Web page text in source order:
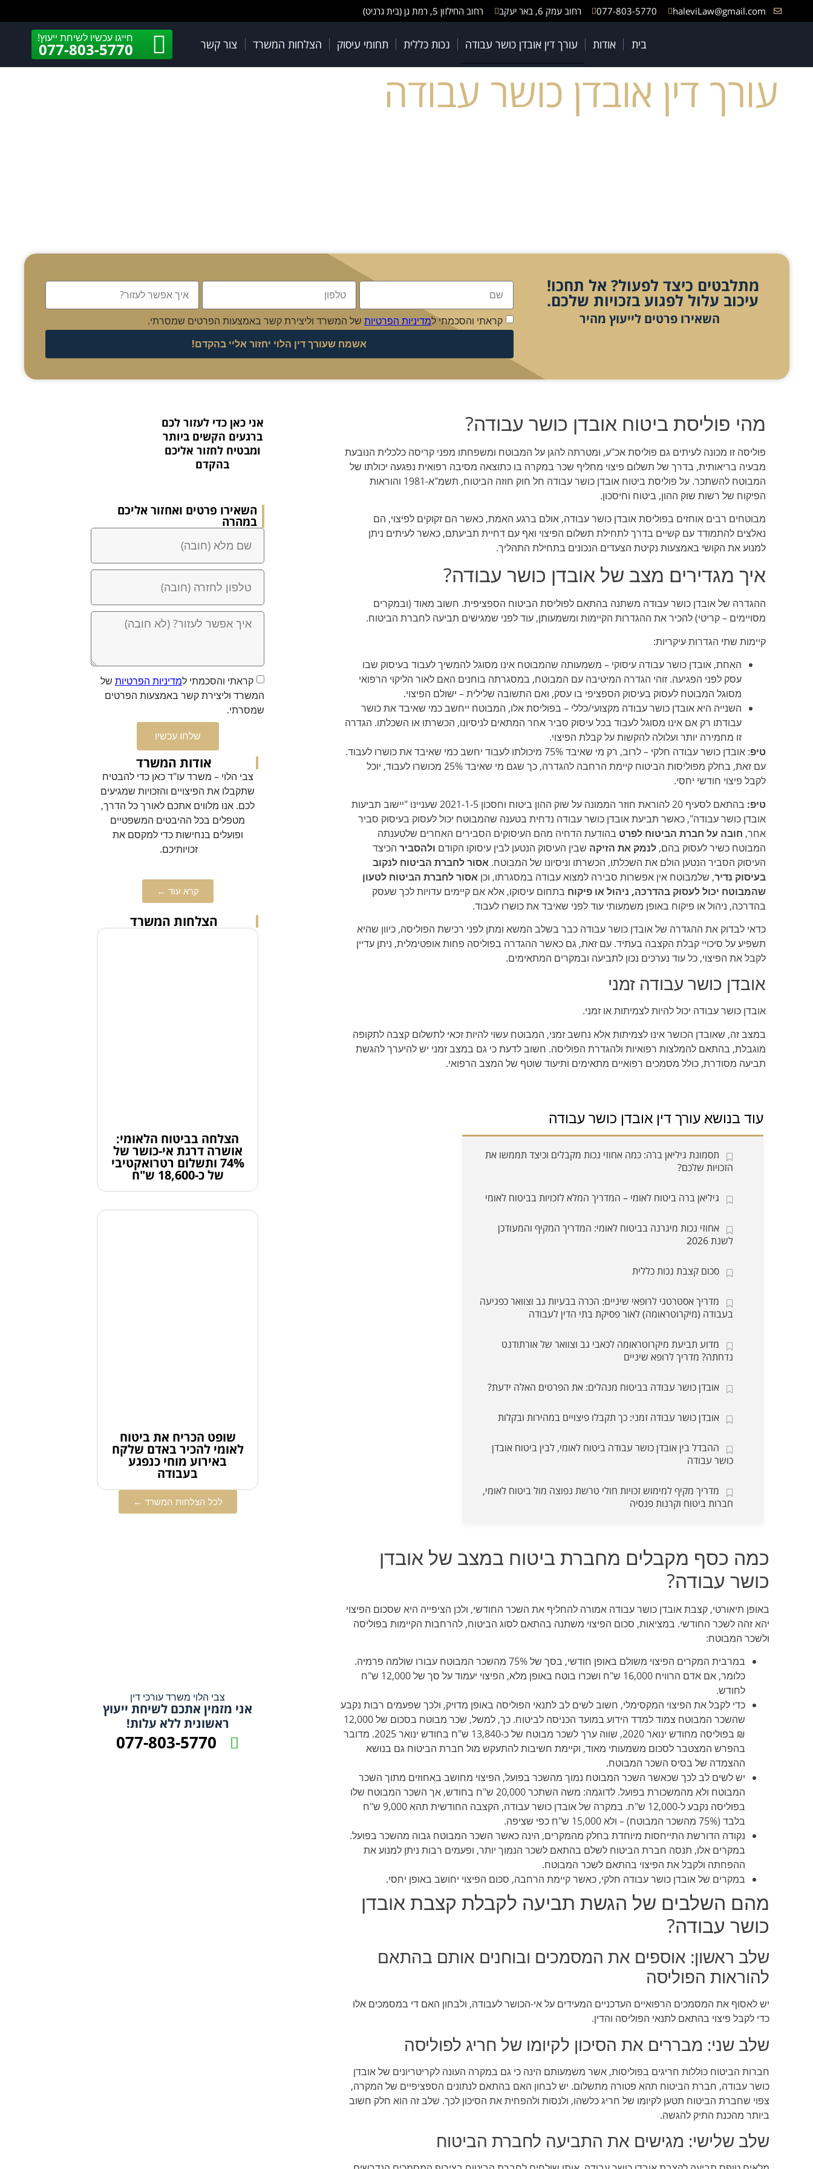
haleviLaw@gmail.com
077-803-5770 רחוב עמק 6, באר יעקב רחוב החילזון 5, רמת גן (בית גרניט)
בית אודות עורך דין אובדן כושר עבודה נכות כללית תחומי עיסוק הצלחות המשרד צור קשר חייגו עכשיו לשיחת ייעוץ!
077-803-5770
עורך דין אובדן כושר עבודה
מתלבטים כיצד לפעול? אל תחכו!
עיכוב עלול לפגוע בזכויות שלכם.
השאירו פרטים לייעוץ מהיר קראתי והסכמתי למדיניות הפרטיות של המשרד וליצירת קשר באמצעות הפרטים שמסרתי.
אשמח שעורך דין הלוי יחזור אליי בהקדם!
מהי פוליסת ביטוח אובדן כושר עבודה?
פוליסה זו מכונה לעיתים גם פוליסת אכ"ע, ומטרתה להגן על המבוטח ומשפחתו מפני קריסה כלכלית הנובעת
מבעיה בריאותית, בדרך של תשלום פיצוי מחליף שכר במקרה בו כתוצאה מסיבה רפואית נפגעה יכולתו של
המבוטח להשתכר. על פוליסת ביטוח אובדן כושר עבודה חל חוק חוזה הביטוח, תשמ"א-1981 והוראות
הפיקוח של רשות שוק ההון, ביטוח וחיסכון.
מבוטחים רבים אוחזים בפוליסת אובדן כושר עבודה, אולם ברגע האמת, כאשר הם זקוקים לפיצוי, הם
נאלצים להתמודד עם קשיים בדרך לתחילת תשלום הפיצוי ואף עם דחיית תביעתם, כאשר לעיתים ניתן
למנוע את הקושי באמצעות נקיטת הצעדים הנכונים בתחילת התהליך.
איך מגדירים מצב של אובדן כושר עבודה?
ההגדרה של אובדן כושר עבודה משתנה בהתאם לפוליסת הביטוח הספציפית. חשוב מאוד (ובמקרים
מסויימים – קריטי) להכיר את ההגדרות הקיימות ומשמעותן, עוד לפני שמגישים תביעה לחברת הביטוח.
קיימות שתי הגדרות עיקריות:
האחת, אובדן כושר עבודה עיסוקי – משמעותה שהמבוטח אינו מסוגל להמשיך לעבוד בעיסוק שבו
עסק לפני הפגיעה. זוהי הגדרה המיטיבה עם המבוטח, במסגרתה בוחנים האם לאור הליקוי הרפואי
מסוגל המבוטח לעסוק בעיסוק הספציפי בו עסק, ואם התשובה שלילית – ישולם הפיצוי.
השנייה היא אובדן כושר עבודה מקצועי/כללי – בפוליסת אלו, המבוטח ייחשב כמי שאיבד את כושר
עבודתו רק אם אינו מסוגל לעבוד בכל עיסוק סביר אחר המתאים לניסיונו, הכשרתו או השכלתו. הגדרה
זו מחמירה יותר ועלולה להקשות על קבלת הפיצוי.
טיפ
: אובדן כושר עבודה חלקי – לרוב, רק מי שאיבד 75% מיכולתו לעבוד יחשב כמי שאיבד את כושרו לעבוד.
עם זאת, בחלק מפוליסות הביטוח קיימת הרחבה להגדרה, כך שגם מי שאיבד 25% מכושרו לעבוד, יוכל
לקבל פיצוי חודשי יחסי.
טיפ:
בהתאם לסעיף 20 להוראת חוזר הממונה על שוק ההון ביטוח וחסכון 2021-1-5 שעניינו "יישוב תביעות
אובדן כושר עבודה", כאשר תביעת אובדן כושר עבודה נדחית בטענה שהמבוטח יכול לעסוק בעיסוק סביר
אחר, חובה על חברת הביטוח לפרט בהודעת הדחיה מהם העיסוקים הסבירים האחרים שלטענתה
המבוטח כשיר לעסוק בהם, לנמק את הזיקה שבין העיסוק הנטען לבין עיסוקו הקודם ולהסביר הכיצד
העיסוק הסביר הנטען הולם את השכלתו, הכשרתו וניסיונו של המבוטח. אסור לחברת הביטוח לנקוב
בעיסוק נדיר, שלמבוטח אין אפשרות סבירה למצוא עבודה במסגרתו, וכן אסור לחברת הביטוח לטעון
שהמבוטח יכול לעסוק בהדרכה, ניהול או פיקוח בתחום עיסוקו, אלא אם קיימים עדויות לכך שעסק
בהדרכה, ניהול או פיקוח באופן משמעותי עוד לפני שאיבד את כושרו לעבוד.
כדאי לבדוק את ההגדרה של אובדן כושר עבודה כבר בשלב המשא ומתן לפני רכישת הפוליסה, כיוון שהיא
תשפיע על סיכויי קבלת הקצבה בעתיד. עם זאת, גם כאשר ההגדרה בפוליסה פחות אופטימלית, ניתן עדיין
לקבל את הפיצוי, כל עוד נערכים נכון לתביעה ובמקרים המתאימים.
אובדן כושר עבודה זמני
אובדן כושר עבודה יכול להיות לצמיתות או זמני.
במצב זה, שאובדן הכושר אינו לצמיתות אלא נחשב זמני, המבוטח עשוי להיות זכאי לתשלום קצבה לתקופה
מוגבלת, בהתאם להמלצות רפואיות ולהגדרת הפוליסה. חשוב לדעת כי גם במצב זמני יש להיערך להגשת
תביעה מסודרת, כולל מסמכים רפואיים מתאימים ותיעוד שוטף של המצב הרפואי.
עוד בנושא עורך דין אובדן כושר עבודה
תסמונת גיליאן ברה: כמה אחוזי נכות מקבלים וכיצד תממשו את
הזכויות שלכם?
גיליאן ברה ביטוח לאומי – המדריך המלא לזכויות בביטוח לאומי
אחוזי נכות מיגרנה בביטוח לאומי: המדריך המקיף והמעודכן
לשנת 2026
סכום קצבת נכות כללית
מדריך אסטרטגי לרופאי שיניים: הכרה בבעיות גב וצוואר כפגיעה
בעבודה (מיקרוטראומה) לאור פסיקת בתי הדין לעבודה
מדוע תביעת מיקרוטראומה לכאבי גב וצוואר של אורתודנט
נדחתה? מדריך לרופא שיניים
אובדן כושר עבודה בביטוח מנהלים: את הפרטים האלה ידעת?
אובדן כושר עבודה זמני: כך תקבלו פיצויים במהירות ובקלות
ההבדל בין אובדן כושר עבודה ביטוח לאומי, לבין ביטוח אובדן
כושר עבודה
מדריך מקיף למימוש זכויות חולי טרשת נפוצה מול ביטוח לאומי,
חברות ביטוח וקרנות פנסיה
כמה כסף מקבלים מחברת ביטוח במצב של אובדן
כושר עבודה?
באופן תיאורטי, קצבת אובדן כושר עבודה אמורה להחליף את השכר החודשי, ולכן הציפייה היא שסכום הפיצוי
יהא זהה לשכר החודשי. במציאות, סכום הפיצוי משתנה בהתאם לסוג הביטוח, להרחבות הקיימות בפוליסה
ולשכר המבוטח:
במרבית המקרים הפיצוי משולם באופן חודשי, בסך של 75% מהשכר המבוטח עבורו שולמה פרמיה.
כלומר, אם אדם הרוויח 16,000 ש"ח ושכרו בוטח באופן מלא, הפיצוי יעמוד על סך של 12,000 ש"ח
לחודש.
כדי לקבל את הפיצוי המקסימלי, חשוב לשים לב לתנאי הפוליסה באופן מדויק, ולכך שפעמים רבות נקבע
שהשכר המבוטח צמוד למדד הידוע במועד הכניסה לביטוח. כך, למשל, שכר מבוטח בסכום של 12,000
₪ בפוליסה מחודש ינואר 2020, שווה ערך לשכר מבוטח של כ-13,840 ש"ח בחודש ינואר 2025. מדובר
בהפרש המצטבר לסכום משמעותי מאוד, וקיימת חשיבות להתעקש מול חברת הביטוח גם בנושא
ההצמדה של בסיס השכר המבוטח.
יש לשים לב לכך שכאשר השכר המבוטח נמוך מהשכר בפועל, הפיצוי מחושב באחוזים מתוך השכר
המבוטח ולא מהמשכורת בפועל. לדוגמה: משה השתכר 20,000 ש"ח בחודש, אך השכר המבוטח שלו
בפוליסה נקבע ל-12,000 ש"ח. במקרה של אובדן כושר עבודה, הקצבה החודשית תהא 9,000 ש"ח
בלבד (75% מהשכר המבוטח) – ולא 15,000 ש"ח כפי שציפה.
נקודה הדורשת התייחסות מיוחדת בחלק מהמקרים, הינה כאשר השכר המבוטח גבוה מהשכר בפועל.
במקרים אלו, תנסה חברת הביטוח לשלם בהתאם לשכר הנמוך יותר, ופעמים רבות ניתן למנוע את
ההפחתה ולקבל את הפיצוי בהתאם לשכר המבוטח.
במקרים של אובדן כושר עבודה חלקי, כאשר קיימת הרחבה, סכום הפיצוי יחושב באופן יחסי.
מהם השלבים של הגשת תביעה לקבלת קצבת אובדן
כושר עבודה?
שלב ראשון: אוספים את המסמכים ובוחנים אותם בהתאם
להוראות הפוליסה
יש לאסוף את המסמכים הרפואיים העדכניים המעידים על אי-הכושר לעבודה, ולבחון האם די במסמכים אלו
כדי לקבל פיצוי בהתאם לתנאי הפוליסה והדין.
שלב שני: מבררים את הסיכון לקיומו של חריג לפוליסה
חברות הביטוח כוללות חריגים בפוליסות, אשר משמעותם הינה כי גם במקרה העונה לקריטריונים של אובדן
כושר עבודה, חברת הביטוח תהא פטורה מתשלום. יש לבחון האם בהתאם לנתונים הספציפיים של המקרה,
צפוי שחברת הביטוח תטען לקיומו של חריג כלשהו, ולנסות ולהפחית את הסיכון לכך. שלב זה הוא חלק חשוב
ביותר מהכנת התיק להגשה.
שלב שלישי: מגישים את התביעה לחברת הביטוח
אני כאן כדי לעזור לכם
ברגעים הקשים ביותר
ומבטיח לחזור אליכם
בהקדם
השאירו פרטים ואחזור אליכם
במהרה
קראתי והסכמתי למדיניות הפרטיות של
המשרד וליצירת קשר באמצעות הפרטים
שמסרתי.
שלחו עכשיו
אודות המשרד
צבי הלוי – משרד עו"ד כאן כדי להבטיח
שתקבלו את הפיצויים והזכויות שמגיעים
לכם. אנו מלווים אתכם לאורך כל הדרך,
מטפלים בכל ההיבטים המשפטיים
ופועלים בנחישות כדי למקסם את
זכויותיכם.
קרא עוד ←
הצלחות המשרד
הצלחה בביטוח הלאומי:
אושרה דרגת אי-כושר של
74% ותשלום רטרואקטיבי
של כ-18,600 ש"ח
שופט הכריח את ביטוח
לאומי להכיר באדם שלקח
באירוע מוחי כנפגע
בעבודה
לכל הצלחות המשרד ←
צבי הלוי משרד עורכי דין
אני מזמין אתכם לשיחת ייעוץ
ראשונית ללא עלות!
077-803-5770